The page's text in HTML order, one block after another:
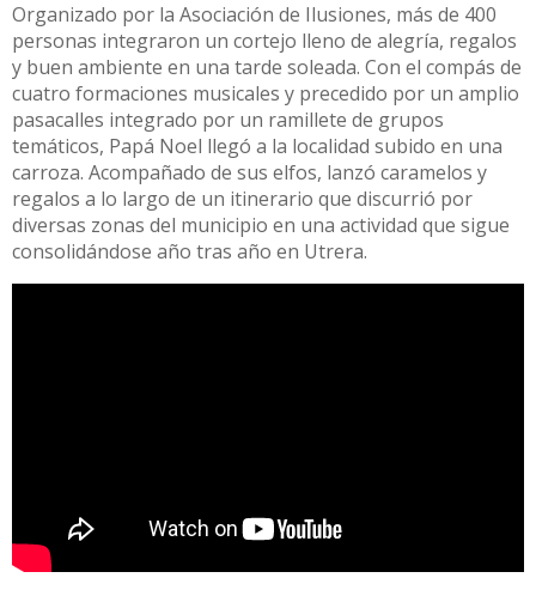
Organizado por la Asociación de Ilusiones, más de 400
personas integraron un cortejo lleno de alegría, regalos
y buen ambiente en una tarde soleada. Con el compás de
cuatro formaciones musicales y precedido por un amplio
pasacalles integrado por un ramillete de grupos
temáticos, Papá Noel llegó a la localidad subido en una
carroza. Acompañado de sus elfos, lanzó caramelos y
regalos a lo largo de un itinerario que discurrió por
diversas zonas del municipio en una actividad que sigue
consolidándose año tras año en Utrera.